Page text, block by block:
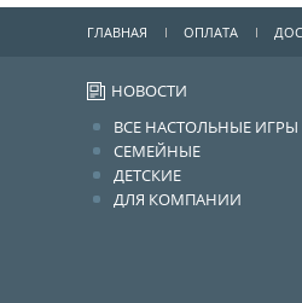
ГЛАВНАЯ ОПЛАТА
НОВОСТИ
ВСЕ НАСТОЛЬНЫЕ ИГРЫ
СЕМЕЙНЫЕ
ДЕТСКИЕ
ДЛЯ КОМПАНИИ